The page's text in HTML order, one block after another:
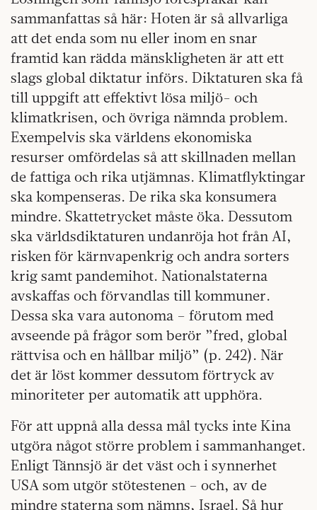
sammanfattas så här: Hoten är så allvarliga
att det enda som nu eller inom en snar
framtid kan rädda mänskligheten är att ett
slags global diktatur införs. Diktaturen ska få
till uppgift att effektivt lösa miljö- och
klimatkrisen, och övriga nämnda problem.
Exempelvis ska världens ekonomiska
resurser omfördelas så att skillnaden mellan
de fattiga och rika utjämnas. Klimatflyktingar
ska kompenseras. De rika ska konsumera
mindre. Skattetrycket måste öka. Dessutom
ska världsdiktaturen undanröja hot från AI,
risken för kärnvapenkrig och andra sorters
krig samt pandemihot. Nationalstaterna
avskaffas och förvandlas till kommuner.
Dessa ska vara autonoma – förutom med
avseende på frågor som berör ”fred, global
rättvisa och en hållbar miljö” (p. 242). När
det är löst kommer dessutom förtryck av
minoriteter per automatik att upphöra.
För att uppnå alla dessa mål tycks inte Kina
utgöra något större problem i sammanhanget.
Enligt Tännsjö är det väst och i synnerhet
USA som utgör stötestenen – och, av de
mindre staterna som nämns, Israel. Så hur